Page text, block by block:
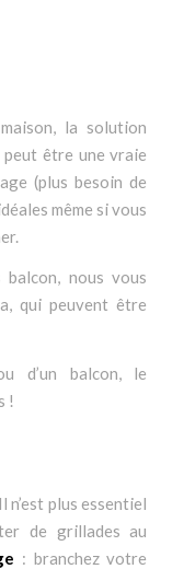
la solution
être une vraie
(plus besoin de
même si vous
nous vous
qui peuvent être
d’un balcon, le
!
n’est plus essentiel
de grillades au
: branchez votre